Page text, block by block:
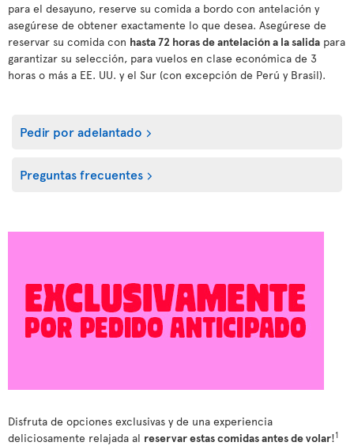
para el desayuno, reserve su comida a bordo con antelación y
asegúrese de obtener exactamente lo que desea. Asegúrese de
reservar su comida con hasta 72 horas de antelación a la salida para
garantizar su selección, para vuelos en clase económica de 3
horas o más a EE. UU. y el Sur (con excepción de Perú y Brasil).
Pedir por adelantado
Preguntas frecuentes
Disfruta de opciones exclusivas y de una experiencia
deliciosamente relajada al reservar estas comidas antes de volar!1